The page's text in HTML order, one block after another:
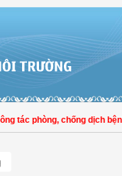
phòng, chống dịch bệnh |